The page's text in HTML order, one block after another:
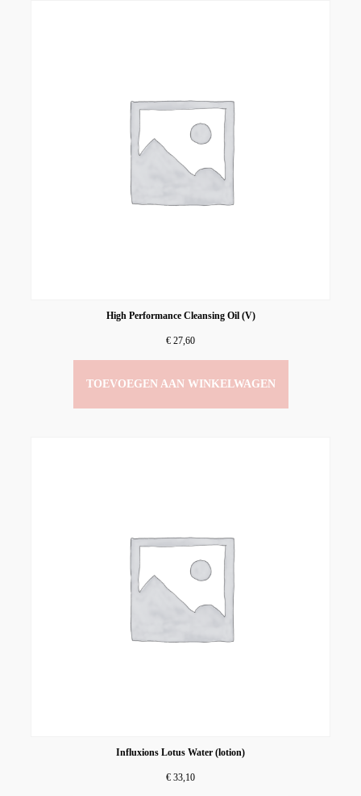
High Performance Cleansing Oil (V)
€ 27,60
TOEVOEGEN AAN WINKELWAGEN
Influxions Lotus Water (lotion)
€ 33,10